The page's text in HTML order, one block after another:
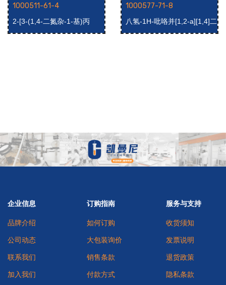
1000511-61-4
2-[3-(1,4-二氮杂-1-基)丙
基]-2,3-二氢-1H-异吲哚-1,3-
1000577-71-8
八氢-1H-吡咯并[1,2-a][1,4]二
氮杂-5-酮
企业信息
品牌介绍
公司动态
联系我们
加入我们
订购指南
如何订购
大包装询价
销售条款
付款方式
服务与支持
收货须知
发票说明
退货政策
隐私条款